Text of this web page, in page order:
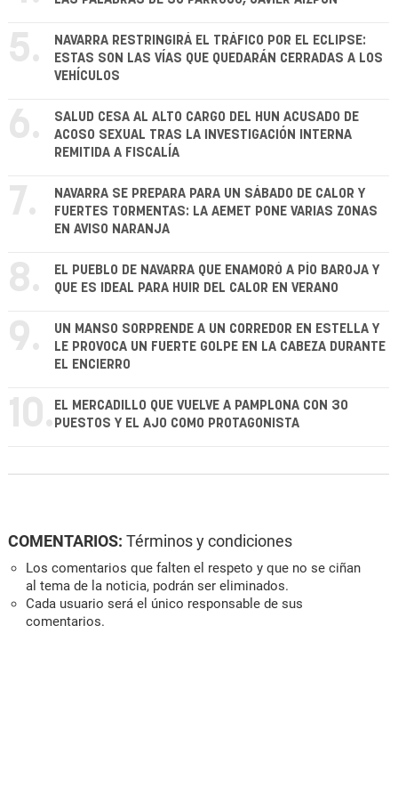
5.
NAVARRA RESTRINGIRÁ EL TRÁFICO POR EL ECLIPSE:
ESTAS SON LAS VÍAS QUE QUEDARÁN CERRADAS A LOS
VEHÍCULOS
6.
SALUD CESA AL ALTO CARGO DEL HUN ACUSADO DE
ACOSO SEXUAL TRAS LA INVESTIGACIÓN INTERNA
REMITIDA A FISCALÍA
7.
NAVARRA SE PREPARA PARA UN SÁBADO DE CALOR Y
FUERTES TORMENTAS: LA AEMET PONE VARIAS ZONAS
EN AVISO NARANJA
8.
EL PUEBLO DE NAVARRA QUE ENAMORÓ A PÍO BAROJA Y
QUE ES IDEAL PARA HUIR DEL CALOR EN VERANO
9.
UN MANSO SORPRENDE A UN CORREDOR EN ESTELLA Y
LE PROVOCA UN FUERTE GOLPE EN LA CABEZA DURANTE
EL ENCIERRO
10. EL MERCADILLO QUE VUELVE A PAMPLONA CON 30
PUESTOS Y EL AJO COMO PROTAGONISTA
COMENTARIOS: Términos y condiciones
Los comentarios que falten el respeto y que no se ciñan
al tema de la noticia, podrán ser eliminados.
Cada usuario será el único responsable de sus
comentarios.